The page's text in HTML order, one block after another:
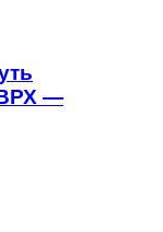
ВРХ —